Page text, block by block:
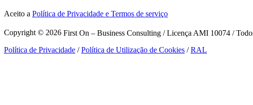
Aceito a Política de Privacidade e Termos de serviço
Copyright © 2026 First On – Business Consulting / Licença AMI 10074 /
Política de Privacidade /Política de Utilização de Cookies /RAL